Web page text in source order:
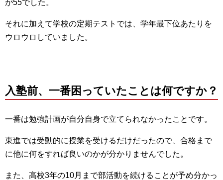
が55でした。
それに加えて学校の定期テストでは、学年最下位あたりを
ウロウロしていました。
入塾前、一番困っていたことは何ですか？
一番は勉強計画が自分自身で立てられなかったことです。
東進では受動的に授業を受けるだけだったので、合格まで
に他に何をすれば良いのかが分かりませんでした。
また、高校3年の10月まで部活動を続けることが予め分かっ